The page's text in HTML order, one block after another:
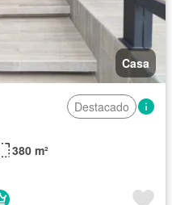
Casa
Destacado
380 m²